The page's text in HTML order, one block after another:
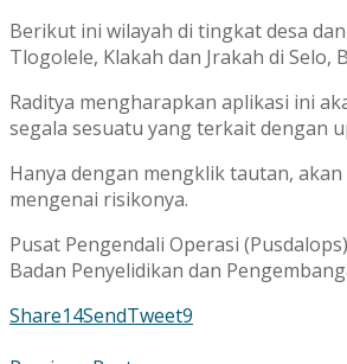
Berikut ini wilayah di tingkat desa
Tlogolele, Klakah dan Jrakah di Selo,
Raditya mengharapkan aplikasi ini
segala sesuatu yang terkait dengan
Hanya dengan mengklik tautan,
mengenai risikonya.
Pusat Pengendali Operasi
Badan Penyelidikan dan
Share14SendTweet9